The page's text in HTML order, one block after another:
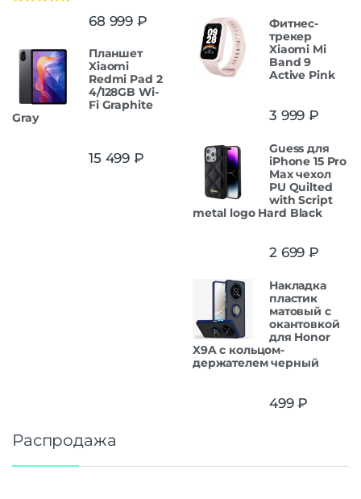
68 999 ₽
Планшет
Xiaomi
Redmi Pad 2
4/128GB Wi-
Fi Graphite
Gray
15 499 ₽
Фитнес-
трекер
Xiaomi Mi
Band 9
Active Pink
3 999 ₽
Guess для
iPhone 15 Pro
Max чехол
PU Quilted
with Script
metal logo Hard Black
2 699 ₽
Накладка
пластик
матовый с
окантовкой
для Honor
X9A с кольцом-
держателем черный
499₽
Распродажа